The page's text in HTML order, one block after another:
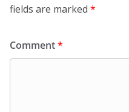
fields are marked *
Comment*